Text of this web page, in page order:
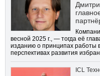
весной 2025 г., — тогда её
изданию о принципах работы
перспективах развития
ICL